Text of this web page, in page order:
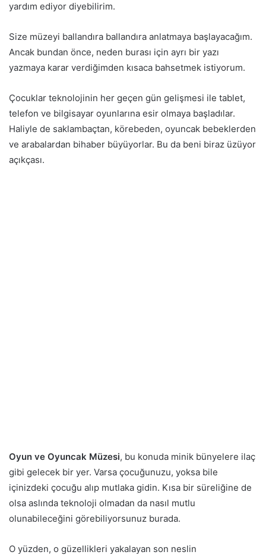
yardım ediyor diyebilirim.
Size müzeyi ballandıra ballandıra anlatmaya başlayacağım.
Ancak bundan önce, neden burası için ayrı bir yazı
yazmaya karar verdiğimden kısaca bahsetmek istiyorum.
Çocuklar teknolojinin her geçen gün gelişmesi ile tablet,
telefon ve bilgisayar oyunlarına esir olmaya başladılar.
Haliyle de saklambaçtan, körebeden, oyuncak bebeklerden
ve arabalardan bihaber büyüyorlar. Bu da beni biraz üzüyor
açıkçası.
Oyun ve Oyuncak Müzesi, bu konuda minik bünyelere ilaç
gibi gelecek bir yer. Varsa çocuğunuzu, yoksa bile
içinizdeki çocuğu alıp mutlaka gidin. Kısa bir süreliğine de
olsa aslında teknoloji olmadan da nasıl mutlu
olunabileceğini görebiliyorsunuz burada.
O yüzden, o güzellikleri yakalayan son neslin